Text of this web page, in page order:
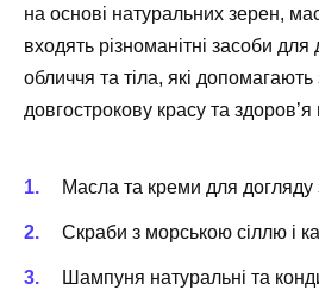
на основі натуральних зерен,
входять різноманітні засоби
обличчя та тіла, які допомагають
довгострокову красу та
Масла та креми для догляду
Скраби з морською сіллю і
Шампуня натуральні та